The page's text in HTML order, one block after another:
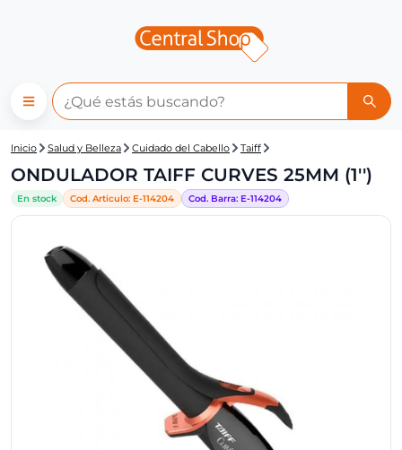
Central Shop: ONDULADOR
Inicio Salud y Belleza Cuidado del Cabello Taiff
ONDULADOR TAIFF CURVES 25MM (1'')
En stock Cod. Articulo: E-114204 Cod. Barra: E-114204